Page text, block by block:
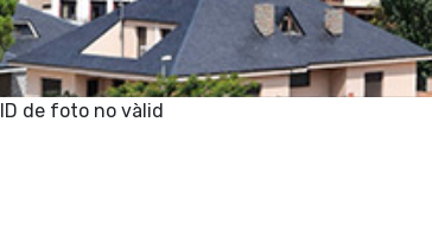
ID de foto no vàlid